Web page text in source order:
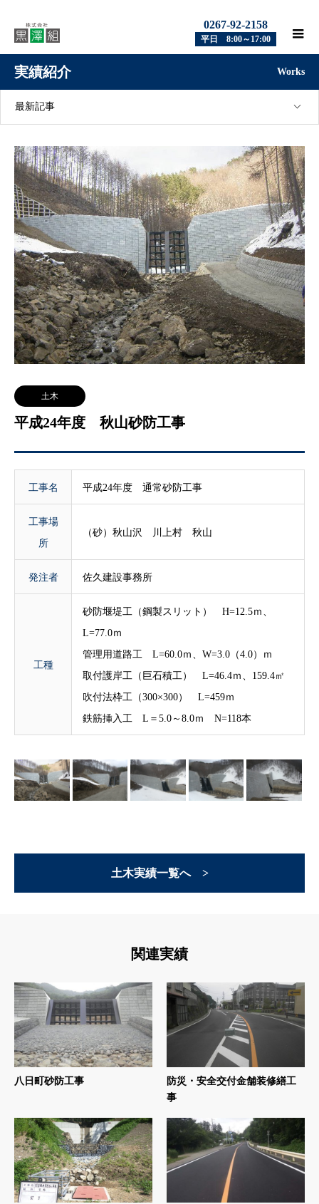
0267-92-2158
平日 8:00～17:00
実績紹介 Works
最新記事
土木
平成24年度 秋山砂防工事
工事名 平成24年度 通常砂防工事
工事場
所
（砂）秋山沢 川上村 秋山
発注者 佐久建設事務所
工種
砂防堰堤工（鋼製スリット） H=12.5ｍ、
L=77.0ｍ
管理用道路工 L=60.0ｍ、W=3.0（4.0）ｍ
取付護岸工（巨石積工） L=46.4ｍ、159.4㎡
吹付法枠工（300×300） L=459ｍ
鉄筋挿入工 L＝5.0～8.0ｍ N=118本
土木実績一覧へ >
関連実績
八日町砂防工事
防災・安全交付金舗装修繕工
事